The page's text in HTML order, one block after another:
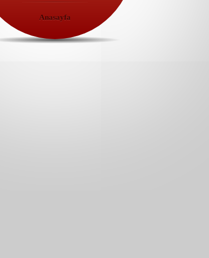
Anasayfa